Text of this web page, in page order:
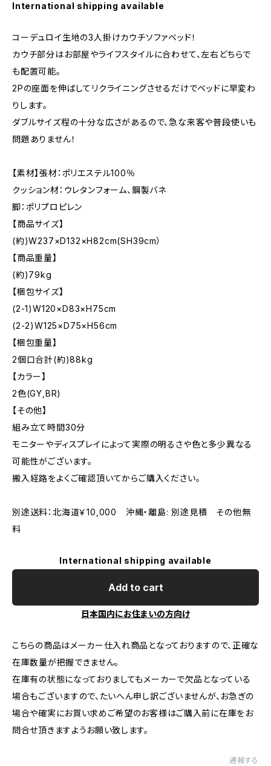
International shipping available
コーデュロイ生地の3人掛けカウチソファベッド！
カウチ部分はお部屋やライフスタイルに合わせて、左右どちらで
も配置可能。
2Pの座面を伸ばしてリクライニングさせるだけでベッドに早変わ
りします。
ダブルサイズ程の十分な広さがあるので、急な来客や普段使いも
問題ありません！
【素材】張材：ポリエステル100％
クッション材：ウレタンフォーム、鋼製バネ
脚：ポリプロピレン
【商品サイズ】
(約)W237×D132×H82cm(SH39cm）
【商品重量】
(約)79kg
【梱包サイズ】
(2-1)W120×D83×H75cm
(2-2)W125×D75×H56cm
【梱包重量】
2個口合計(約)88kg
【カラー】
2色(GY,BR)
【その他】
組み立て時間30分
モニターやディスプレイによって実際の明るさや色と多少異なる
可能性がございます。
搬入経路をよくご確認頂いてからご購入ください。
別途送料：北海道￥10,000 沖縄・離島: 別途見積 その他無
料
International shipping available
Add to cart
日本国内にお住まいの方向け
こちらの商品はメーカー仕入れ商品となっておりますので、正確な
在庫数量が把握できません。
在庫有の状態になっておりましてもメーカーで欠品となっている
場合もございますので、たいへん申し訳ございませんが、お急ぎの
場合や確実にお買い求めご希望のお客様はご購入前に在庫をお
問合せ頂きますようお願い致します。
通報する